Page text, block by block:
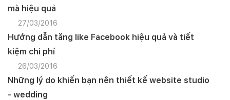
mà hiệu quả
27/03/2016
Hướng dẫn tăng like Facebook hiệu quả và tiết
kiệm chi phí
26/03/2016
Những lý do khiến bạn nên thiết kế website studio
- wedding